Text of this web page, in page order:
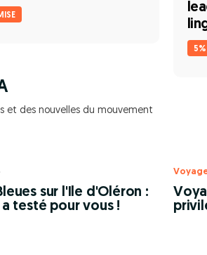
5%
et des nouvelles du mouvement
sur l'Ile d'Oléron :
a testé pour vous !